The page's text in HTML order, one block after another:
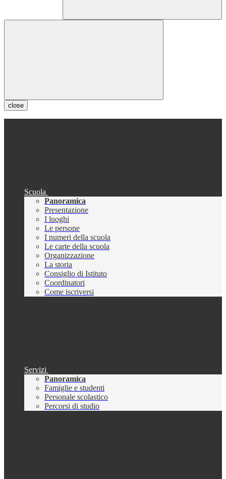
close
Scuola
Panoramica
Presentazione
I luoghi
Le persone
I numeri della scuola
Le carte della scuola
Organizzazione
La storia
Consiglio di Istituto
Coordinatori
Come iscriversi
Servizi
Panoramica
Famiglie e studenti
Personale scolastico
Percorsi di studio